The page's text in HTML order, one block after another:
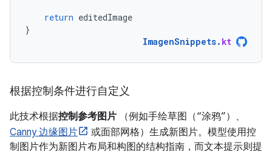
return editedImage
}
ImagenSnippets. kt
根据控制条件进行自定义
此技术根据控制参考图片 （例如手绘草图（“涂鸦”）、
Canny 边缘图片
或面部网格）生成新图片。模型使用控
制图片作为新图片布局和构图的结构指南，而文本提示则提